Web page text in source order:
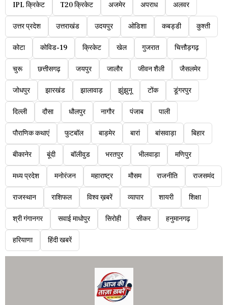
IPL क्रिकेट T20 क्रिकेट अजमेर अपराध अलवर
उत्तर प्रदेश उत्तराखंड उदयपुर ओडिशा कबड्डी कुश्ती
कोटा कोविड-19 क्रिकेट खेल गुजरात चित्तौड़गढ़
चुरू छत्तीसगढ़ जयपुर जालौर जीवन शैली जैसलमेर
जोधपुर झारखंड झालावाड़ झुंझुनू टोंक डूंगरपुर
दिल्ली दौसा धौलपुर नागौर पंजाब पाली
पौराणिक कथाएं फुटबॉल बाड़मेर बारां बांसवाड़ा बिहार
बीकानेर बूंदी बॉलीवुड भरतपुर भीलवाड़ा मणिपुर
मध्य प्रदेश मनोरंजन महाराष्ट्र मौसम राजनीति राजसमंद
राजस्थान राशिफल विश्व ख़बरें व्यापार शायरी शिक्षा
श्री गंगानगर सवाई माधोपुर सिरोही सीकर हनुमानगढ़
हरियाणा हिंदी खबरें